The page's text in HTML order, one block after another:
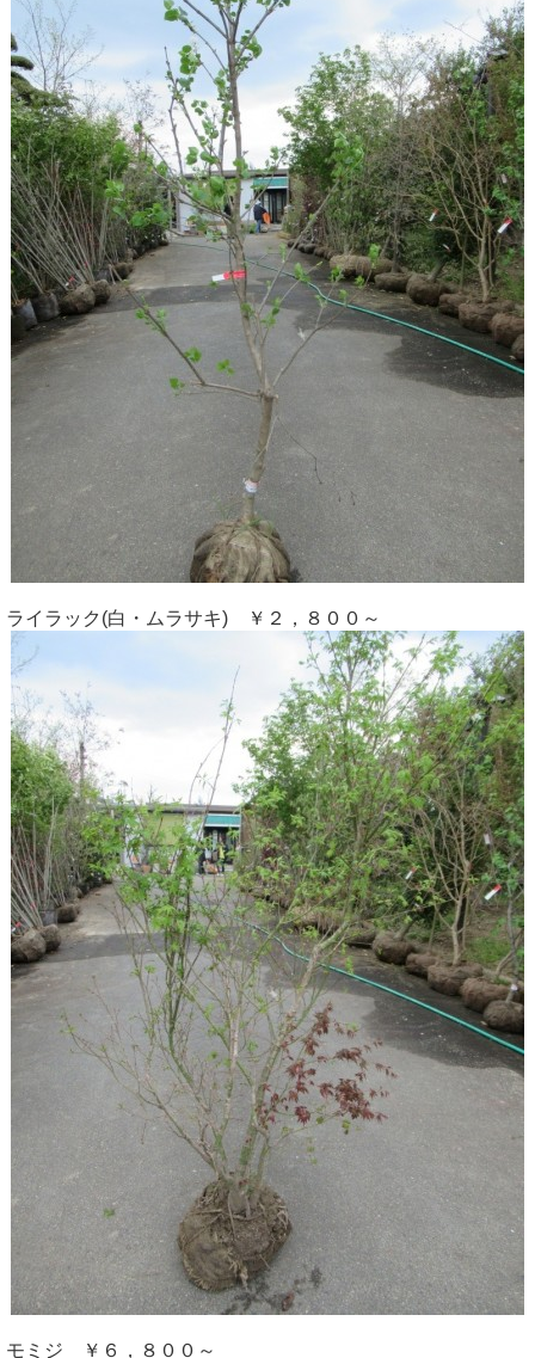
ライラック(白・ムラサキ) ￥２，８００～
モミジ ￥６，８００～